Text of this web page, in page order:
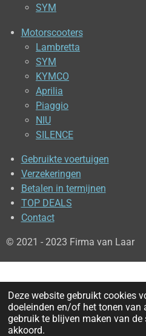
Deze website gebruikt cookies
doeleinden en/of het tonen van
gebruik te blijven maken van de
akkoord.
SYM
Motorscooters
Lambretta
SYM
KYMCO
Aprilia
Piaggio
NIU
SILENCE
Gebruikte voertuigen
Verzekeringen
Betalen in termijnen
TOP DEALS
Contact
© 2021 - 2023 Firma van Laar